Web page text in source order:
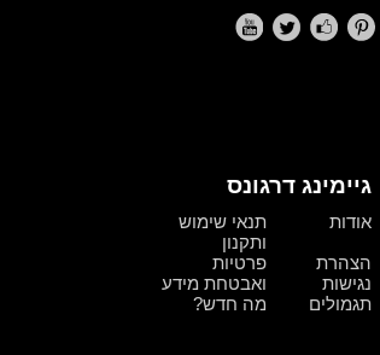
גיימינג דרגונס
אודות
תנאי שימוש
ותקנון
הצהרת
נגישות
פרטיות
ואבטחת מידע
תגמולים
מה חדש?